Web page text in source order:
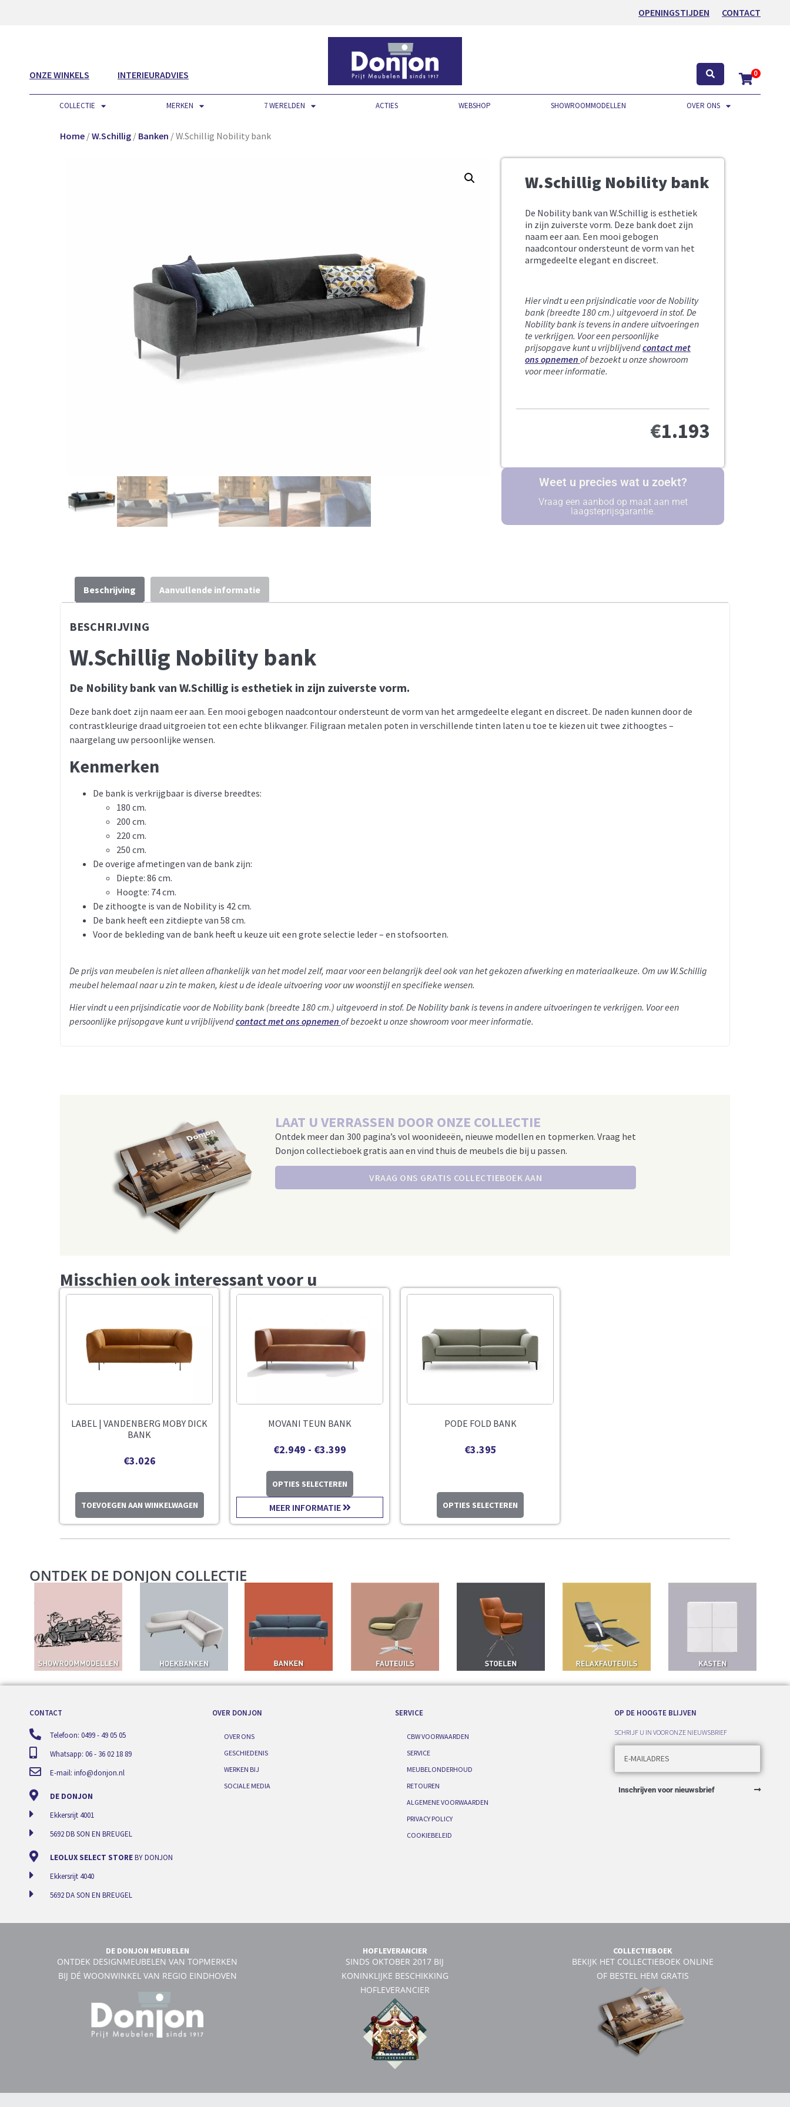
OPENINGSTIJDEN CONTACT
ONZE WINKELS INTERIEURADVIES 0
COLLECTIE MERKEN 7 WERELDEN ACTIES WEBSHOP SHOWROOMMODELLEN OVER ONS
Home /W.Schillig / Banken / W.Schillig Nobility bank
W.Schillig Nobility bank
De Nobility bank van W.Schillig is esthetiek
in zijn zuiverste vorm. Deze bank doet zijn
naam eer aan. Een mooi gebogen
naadcontour ondersteunt de vorm van het
armgedeelte elegant en discreet.
Hier vindt u een prijsindicatie voor de Nobility
bank (breedte 180 cm.) uitgevoerd in stof. De
Nobilitybank is tevens in andere uitvoeringen
te verkrijgen. Voor een persoonlijke
prijsopgave kunt u vrijblijvendcontact met
ons opnemen of bezoekt u onze showroom
voor meer informatie.
€1.193
Weet u precies wat u zoekt?
Vraag een aanbod op maat aan met
laagsteprijsgarantie.
Beschrijving Aanvullende informatie
BESCHRIJVING
W.Schillig Nobility bank
De Nobility bank van W.Schillig is esthetiek in zijn zuiverste vorm.
Deze bank doet zijn naam eer aan. Een mooi gebogen naadcontour ondersteunt de vorm van het armgedeelte elegant en discreet. De naden kunnen door de
contrastkleurige draad uitgroeien tot een echte blikvanger. Filigraan metalen poten in verschillende tinten laten u toe te kiezen uit twee zithoogtes –
naargelang uw persoonlijke wensen.
Kenmerken
De bank is verkrijgbaar is diverse breedtes:
180 cm.
200 cm.
220 cm.
250 cm.
De overige afmetingen van de bank zijn:
Diepte: 86 cm.
Hoogte: 74 cm.
De zithoogte is van de Nobility is 42 cm.
De bank heeft een zitdiepte van 58 cm.
Voor de bekleding van de bank heeft u keuze uit een grote selectie leder – en stofsoorten.
De prijs van meubelen is niet alleen afhankelijk van het model zelf, maar voor een belangrijk deel ook van het gekozen afwerking en materiaalkeuze. Om uw W.Schillig
meubel helemaal naar u zin te maken, kiest u de ideale uitvoering voor uw woonstijl en specifieke wensen.
Hier vindt u een prijsindicatie voor de Nobility bank (breedte 180 cm.) uitgevoerd in stof. De Nobilitybank is tevens in andere uitvoeringen te verkrijgen. Voor een
persoonlijke prijsopgave kunt u vrijblijvendcontact met ons opnemen of bezoekt u onze showroom voor meer informatie.
LAAT U VERRASSEN DOOR ONZE COLLECTIE
Ontdek meer dan 300 pagina’s vol woonideeën, nieuwe modellen en topmerken. Vraag het
Donjon collectieboek gratis aan en vind thuis de meubels die bij u passen.
VRAAG ONS GRATIS COLLECTIEBOEK AAN
Misschien ook interessant voor u
LABEL | VANDENBERG MOBY DICK
BANK
€3.026
TOEVOEGEN AAN WINKELWAGEN
MOVANI TEUN BANK
€2.949 - €3.399
OPTIES SELECTEREN
MEER INFORMATIE
PODE FOLD BANK
€3.395
OPTIES SELECTEREN
ONTDEK DE DONJON COLLECTIE
CONTACT
Telefoon: 0499 - 49 05 05
Whatsapp: 06 - 36 02 18 89
E-mail: info@donjon.nl
DE DONJON
Ekkersrijt 4001
5692 DB SON EN BREUGEL
LEOLUX SELECT STOREBY DONJON
Ekkersrijt 4040
5692 DA SON EN BREUGEL
OVER DONJON
OVER ONS
GESCHIEDENIS
WERKEN BIJ
SOCIALE MEDIA
SERVICE
CBW VOORWAARDEN
SERVICE
MEUBELONDERHOUD
RETOUREN
ALGEMENE VOORWAARDEN
PRIVACY POLICY
COOKIEBELEID
OP DE HOOGTE BLIJVEN
SCHRIJF U IN VOOR ONZE NIEUWSBRIEF
Inschrijven voor nieuwsbrief
DE DONJON MEUBELEN
ONTDEK DESIGNMEUBELEN VAN TOPMERKEN
BIJ DÉ WOONWINKEL VAN REGIO EINDHOVEN
HOFLEVERANCIER
SINDS OKTOBER 2017 BIJ
KONINKLIJKE BESCHIKKING
HOFLEVERANCIER
COLLECTIEBOEK
BEKIJK HET COLLECTIEBOEK ONLINE
OF BESTEL HEM GRATIS